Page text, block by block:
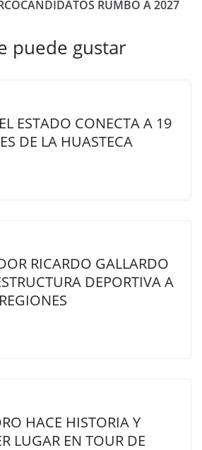
RUMBO A 2027
puede gustar
ESTADO CONECTA A 19
DE LA HUASTECA
RICARDO GALLARDO
DEPORTIVA A
HACE HISTORIA Y
LUGAR EN TOUR DE